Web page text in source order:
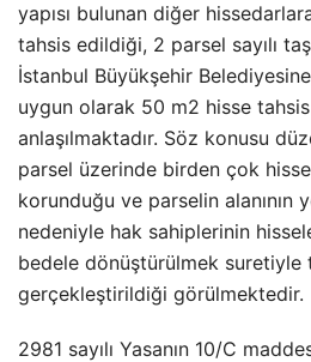
yapısı bulunan diğer
tahsis edildiği, 2 parsel sayılı
İstanbul Büyükşehir
uygun olarak 50 m2 hisse
anlaşılmaktadır. Söz konusu
parsel üzerinde birden çok
korunduğu ve parselin alanının
nedeniyle hak sahiplerinin
bedele dönüştürülmek suretiyle
gerçekleştirildiği görülmektedir.
2981 sayılı Yasanın 10/C